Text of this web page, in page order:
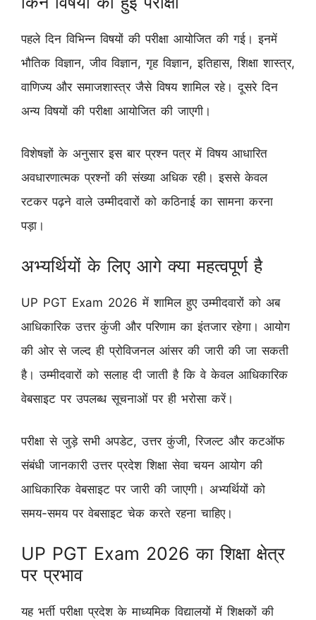
पहले दिन विभिन्न विषयों की परीक्षा आयोजित की गई। इनमें
भौतिक विज्ञान, जीव विज्ञान, गृह विज्ञान, इतिहास, शिक्षा शास्त्र,
वाणिज्य और समाजशास्त्र जैसे विषय शामिल रहे। दूसरे दिन
अन्य विषयों की परीक्षा आयोजित की जाएगी।
विशेषज्ञों के अनुसार इस बार प्रश्न पत्र में विषय आधारित
अवधारणात्मक प्रश्नों की संख्या अधिक रही। इससे केवल
रटकर पढ़ने वाले उम्मीदवारों को कठिनाई का सामना करना
पड़ा।
अभ्यर्थियों के लिए आगे क्या महत्वपूर्ण है
UP PGT Exam 2026 में शामिल हुए उम्मीदवारों को अब
आधिकारिक उत्तर कुंजी और परिणाम का इंतजार रहेगा। आयोग
की ओर से जल्द ही प्रोविजनल आंसर की जारी की जा सकती
है। उम्मीदवारों को सलाह दी जाती है कि वे केवल आधिकारिक
वेबसाइट पर उपलब्ध सूचनाओं पर ही भरोसा करें।
परीक्षा से जुड़े सभी अपडेट, उत्तर कुंजी, रिजल्ट और कटऑफ
संबंधी जानकारी उत्तर प्रदेश शिक्षा सेवा चयन आयोग की
आधिकारिक वेबसाइट पर जारी की जाएगी। अभ्यर्थियों को
समय-समय पर वेबसाइट चेक करते रहना चाहिए।
UP PGT Exam 2026 का शिक्षा क्षेत्र
पर प्रभाव
यह भर्ती परीक्षा प्रदेश के माध्यमिक विद्यालयों में शिक्षकों की